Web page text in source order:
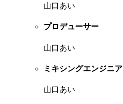
山口あい
プロデューサー
山口あい
ミキシングエンジニア
山口あい